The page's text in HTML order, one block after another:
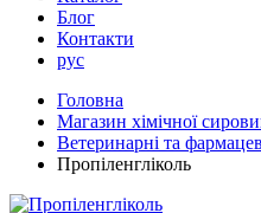
Блог
Контакти
рус
Головна
Магазин хімічної
Ветеринарні та
Пропіленгліколь